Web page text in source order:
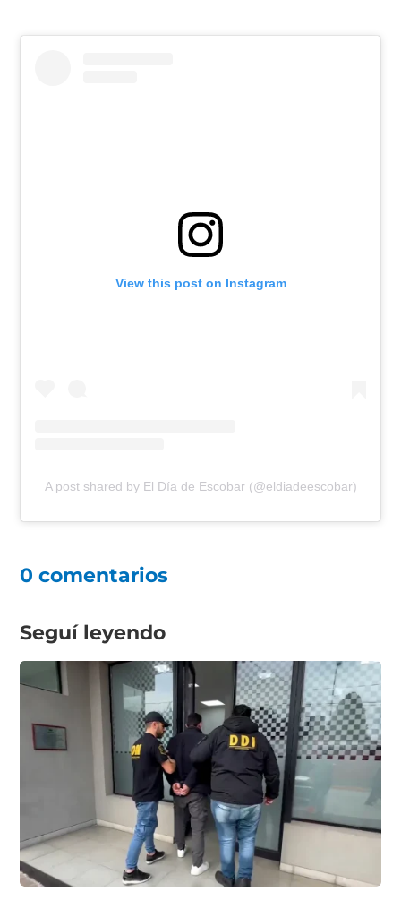
View this post on Instagram
A post shared by El Día de Escobar (@eldiadeescobar)
0 comentarios
Seguí leyendo